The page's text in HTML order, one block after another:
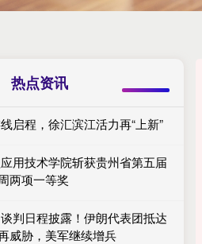
热点资讯
启程，徐汇滨江活力再“上新”
用技术学院斩获贵州省第五届
两项一等奖
判日程披露！伊朗代表团抵达
威胁，美军继续增兵